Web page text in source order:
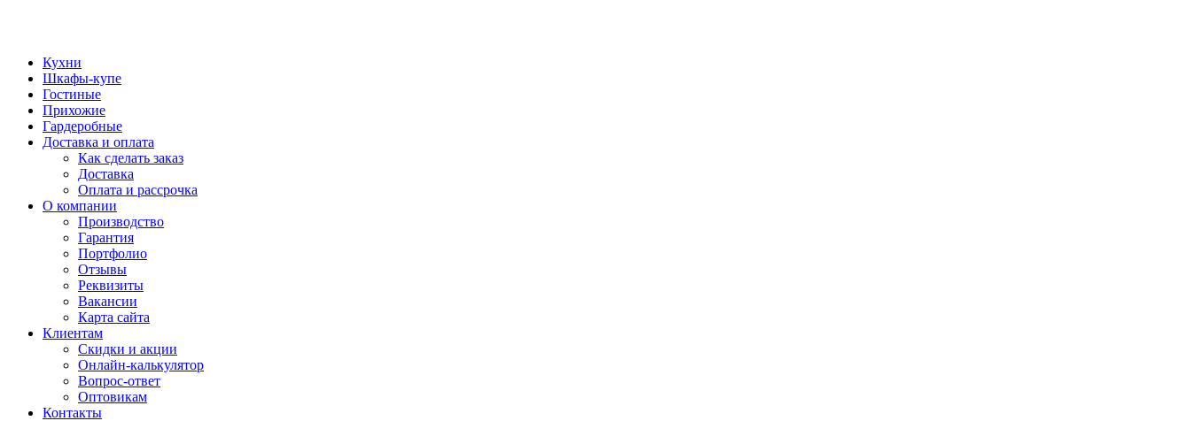
Кухни
Шкафы-купе
Гостиные
Прихожие
Гардеробные
Доставка и оплата
Как сделать заказ
Доставка
Оплата и рассрочка
О компании
Производство
Гарантия
Портфолио
Отзывы
Реквизиты
Вакансии
Карта сайта
Клиентам
Скидки и акции
Онлайн-калькулятор
Вопрос-ответ
Оптовикам
Контакты